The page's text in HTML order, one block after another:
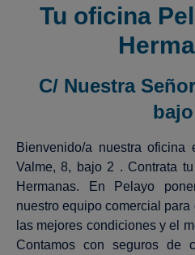
Tu oficina
C/ Nuestra
Bienvenido/a nuestra
Valme, 8, bajo 2 . Contrata
Hermanas. En Pelayo
nuestro equipo comercial
las mejores condiciones y el
Contamos con seguros de